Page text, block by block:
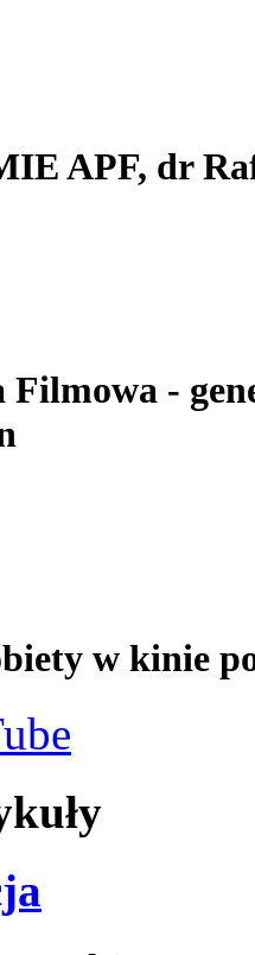
APF, dr
Filmowa -
w kinie